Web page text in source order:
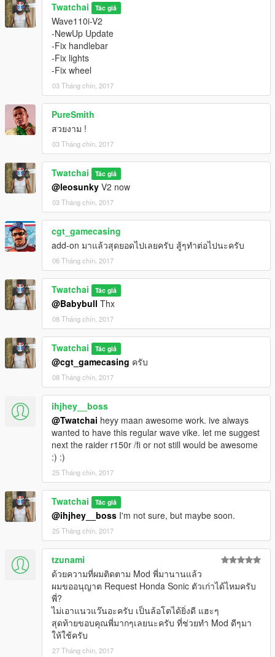
Twatchai Tác giả
Wave110i-V2
-NewUp Update
-Fix handlebar
-Fix lights
-Fix wheel
03 Tháng chín, 2017
PureSmith
สวยงาม !
03 Tháng chín, 2017
Twatchai Tác giả
@leosunky V2 now
03 Tháng chín, 2017
cgt_gamecasing
add-on มาแล้วสุดยอดไปเลยครับ สู้ๆทำต่อไปนะครับ
06 Tháng chín, 2017
Twatchai Tác giả
@Babybull Thx
08 Tháng chín, 2017
Twatchai Tác giả
@cgt_gamecasing ครับ
08 Tháng chín, 2017
ihjhey__boss
@Twatchai heyy maan awesome work. ive always
wanted to have this regular wave vike. let me suggest
next the raider r150r /fi or not still would be awesome
:) :)
25 Tháng chín, 2017
Twatchai Tác giả
@ihjhey__boss I'm not sure, but maybe soon.
25 Tháng chín, 2017
tzunami
ด้วยความที่ผมติดตาม Mod พี่มานานแล้ว
ผมขออนุญาต Request Honda Sonic ตัวเก่าได้ไหมครับ
พี่?
ไม่เอาแนวแว๊นอะครับ เป็นล้อโตได้ยิ่งดี แฮะๆ
สุดท้ายขอบคุณพี่มากๆเลยนะครับ ที่ช่วยทำ Mod ดีๆมา
ให้ใช้ครับ
27 Tháng chín, 2017